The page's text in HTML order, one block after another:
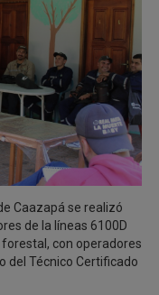
Caazapá se realizó
de la líneas 6100D
con operadores
del Técnico Certificado